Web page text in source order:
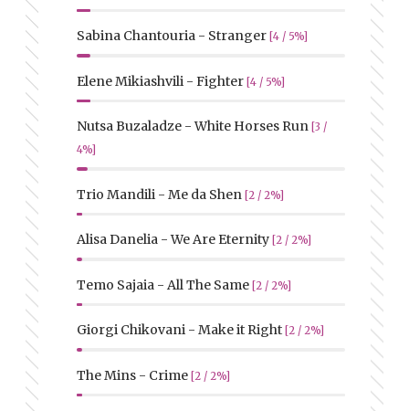
Sabina Chantouria - Stranger [4 / 5%]
Elene Mikiashvili - Fighter [4 / 5%]
Nutsa Buzaladze - White Horses Run [3 /
4%]
Trio Mandili - Me da Shen [2 / 2%]
Alisa Danelia - We Are Eternity [2 / 2%]
Temo Sajaia - All The Same [2 / 2%]
Giorgi Chikovani - Make it Right [2 / 2%]
The Mins - Crime [2 / 2%]